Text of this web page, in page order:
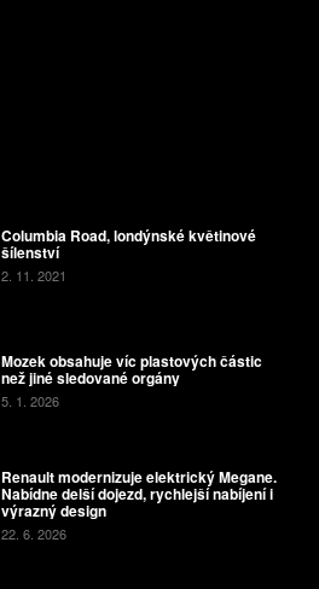
Columbia Road, londýnské květinové
šílenství
2. 11. 2021
Mozek obsahuje víc plastových částic
než jiné sledované orgány
5. 1. 2026
Renault modernizuje elektrický Megane.
Nabídne delší dojezd, rychlejší nabíjení i
výrazný design
22. 6. 2026